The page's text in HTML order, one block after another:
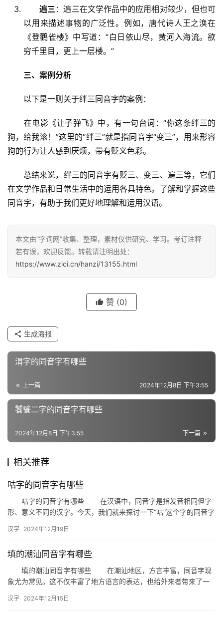
汉
字
组
反
义
词
近
义
组
词
拼
遍三 ：遍三在文学作品中的应用相对较少，但也可
以用来描述事物的广泛性。例如，唐代诗人王之涣在
《登鹳雀楼》中写道：“白日依山尽，黄河入海流。欲
穷千里目，更上一层楼。”
三、案例分析
以下是一则关于绊三同音字的案例：
在电影《让子弹飞》中，有一句台词：“你这条绊三的
狗，给我滚！”这里的“绊三”就是指同音字“变三”，用来形容
狗的行为让人感到厌烦，带有贬义色彩。
总结来说，绊三的同音字有贬三、变三、遍三等，它们
在文学作品和日常生活中的运用各具特色。了解和掌握这些
同音字，有助于我们更好地理解和运用汉语。
本文由“字词网”收集、整理，素材仅供研究、学习。考订注释
若有误，欢迎反馈。转载请注明出处：
https://www.zici.cn/hanzi/13155.html
赞 (0)
生成海报
涓字的同音字有哪些
上一篇 2024年12月8日 下午3:55
饕餮二字的同音字有哪些
下一篇
2024年12月8日 下午3:55
相关推荐
咕字的同音字有哪些
咕字的同音字有哪些 在汉语中，同音字是指发音相同但字
形、意义不同的汉字。今天，我们就来探讨一下“咕”这个字的同音字
汉字 2024年12月19日
填的潮汕同音字有哪些
填的潮汕同音字有哪些 在潮汕地区，方言丰富，同音字现
象尤为常见。这不仅丰富了地方语言的表达，也给外来者带来了一
有…
汉字 2024年12月15日